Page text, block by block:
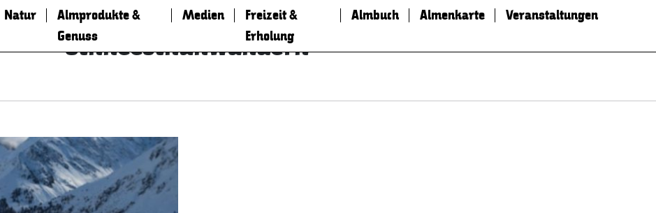
Natur
Almprodukte &
Genuss
Medien
Freizeit &
Erholung
Almbuch Almenkarte Veranstaltungen
Schneeschuhwandern